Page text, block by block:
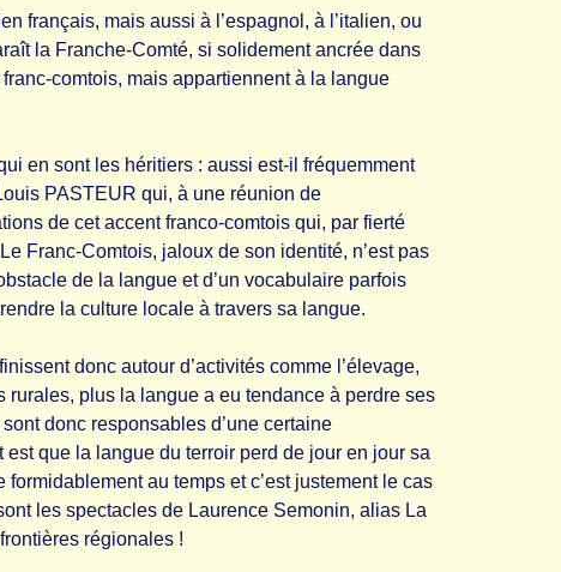
français, mais aussi à l’espagnol, à l’italien, ou
la Franche-Comté, si solidement ancrée dans
comtois, mais appartiennent à la langue
en sont les héritiers : aussi est-il fréquemment
PASTEUR qui, à une réunion de
de cet accent franco-comtois qui, par fierté
Franc-Comtois, jaloux de son identité, n’est pas
de la langue et d’un vocabulaire parfois
la culture locale à travers sa langue.
donc autour d’activités comme l’élevage,
rurales, plus la langue a eu tendance à perdre ses
donc responsables d’une certaine
que la langue du terroir perd de jour en jour sa
au temps et c’est justement le cas
les spectacles de Laurence Semonin, alias La
régionales !